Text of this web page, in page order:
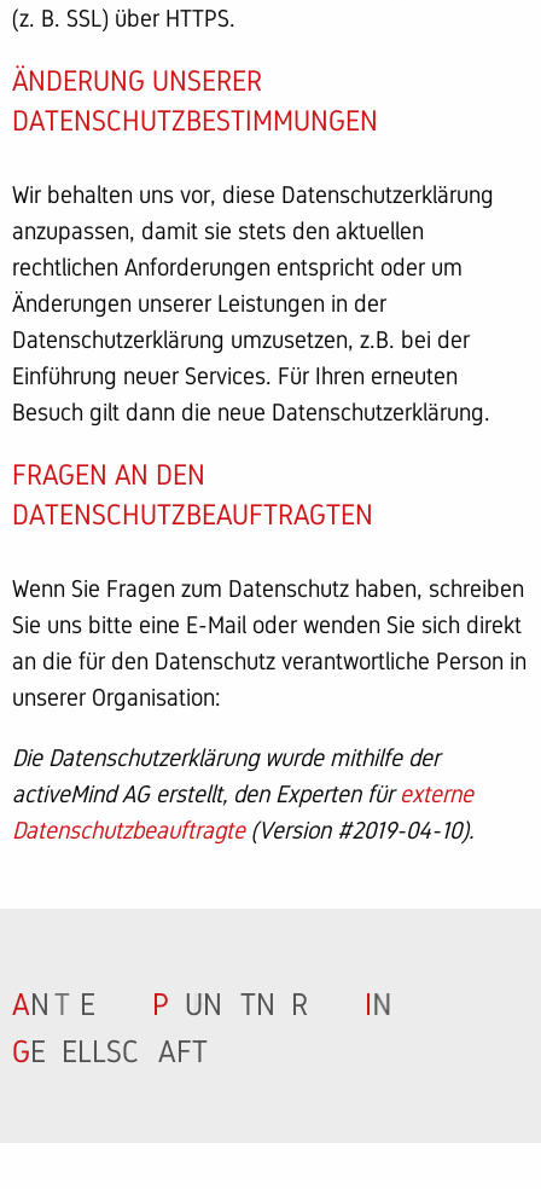
(z. B. SSL) über HTTPS.
ÄNDERUNG UNSERER
DATENSCHUTZBESTIMMUNGEN
Wir behalten uns vor, diese Datenschutzerklärung
anzupassen, damit sie stets den aktuellen
rechtlichen Anforderungen entspricht oder um
Änderungen unserer Leistungen in der
Datenschutzerklärung umzusetzen, z.B. bei der
Einführung neuer Services. Für Ihren erneuten
Besuch gilt dann die neue Datenschutzerklärung.
FRAGEN AN DEN
DATENSCHUTZBEAUFTRAGTEN
Wenn Sie Fragen zum Datenschutz haben, schreiben
Sie uns bitte eine E-Mail oder wenden Sie sich direkt
an die für den Datenschutz verantwortliche Person in
unserer Organisation:
Die Datenschutzerklärung wurde mithilfe der
activeMind AG erstellt, den Experten fürexterne
Datenschutzbeauftragte(Version #2019-04-10).